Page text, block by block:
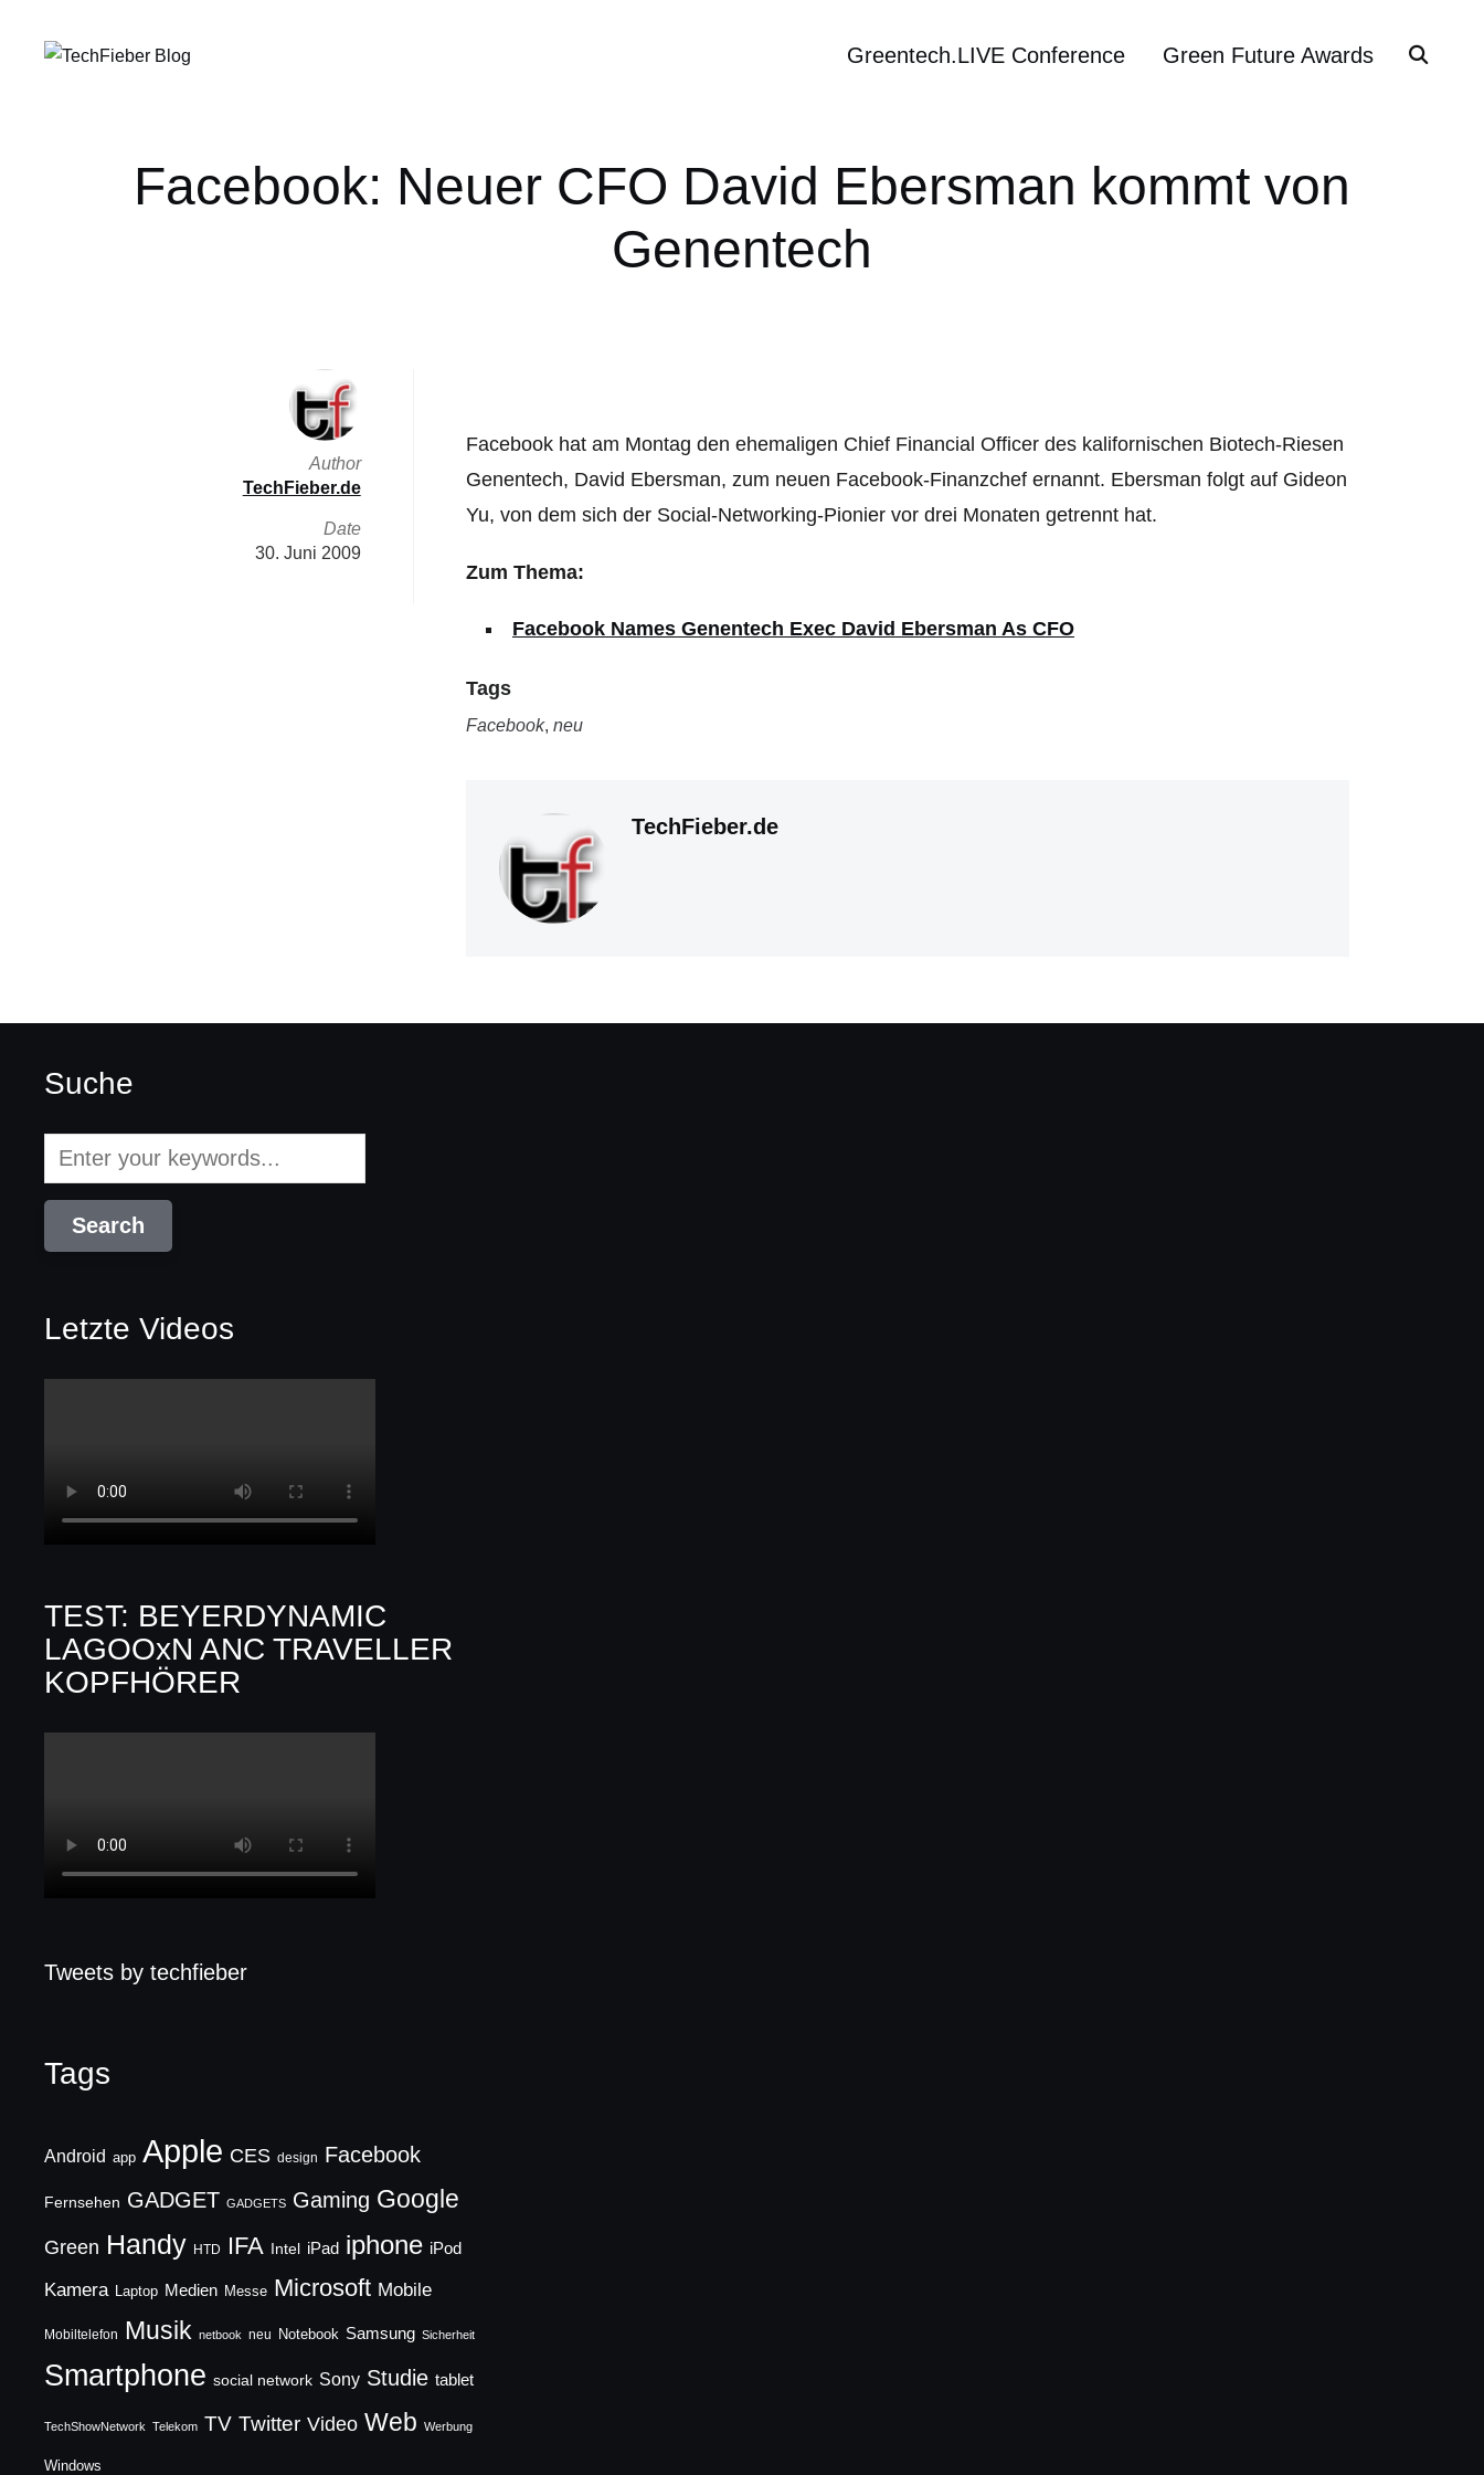
Greentech.LIVE Conference Green Future Awards
Facebook: Neuer CFO David Ebersman kommt von
Genentech
Facebook hat am Montag den ehemaligen Chief Financial Officer des kalifornischen Biotech-Riesen
Genentech, David Ebersman, zum neuen Facebook-Finanzchef ernannt. Ebersman folgt auf Gideon
Yu, von dem sich der Social-Networking-Pionier vor drei Monaten getrennt hat.
Zum Thema:
Facebook Names Genentech Exec David Ebersman As CFO
Tags
Facebook, neu
TechFieber.de
Author
TechFieber.de
Date
30. Juni 2009
Suche
Letzte Videos
TEST: BEYERDYNAMIC
LAGOOxN ANC TRAVELLER
KOPFHÖRER
Tweets by techfieber
Tags
Android app Apple CES design Facebook
Fernsehen GADGET GADGETS Gaming Google
Green Handy HTD IFA Intel iPad iphone iPod
Kamera Laptop Medien Messe Microsoft Mobile
Mobiltelefon Musik netbook neu Notebook Samsung Sicherheit
Smartphone social network Sony Studie tablet
TechShowNetwork Telekom TV Twitter Video Web Werbung
Windows